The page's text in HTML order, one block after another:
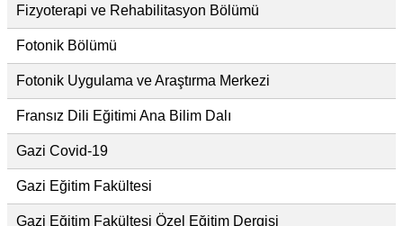
Fizyoterapi ve Rehabilitasyon Bölümü
Fotonik Bölümü
Fotonik Uygulama ve Araştırma Merkezi
Fransız Dili Eğitimi Ana Bilim Dalı
Gazi Covid-19
Gazi Eğitim Fakültesi
Gazi Eğitim Fakültesi Özel Eğitim Dergisi